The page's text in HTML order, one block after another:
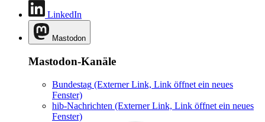
LinkedIn
Mastodon
Mastodon-Kanäle
Bundestag (Externer Link, Link öffnet ein neues
Fenster)
hib-Nachrichten (Externer Link, Link öffnet ein neues
Fenster)